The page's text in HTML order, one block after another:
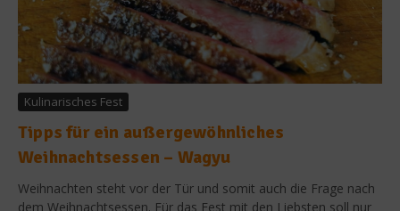
Kulinarisches Fest
Tipps für ein außergewöhnliches
Weihnachtsessen – Wagyu
Weihnachten steht vor der Tür und somit auch die Frage nach
dem Weihnachtsessen. Für das Fest mit den Liebsten soll nur